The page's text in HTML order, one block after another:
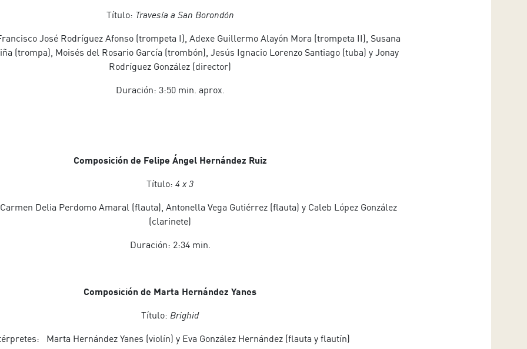
Título: Travesía a San Borondón
José Rodríguez Afonso (trompeta I), Adexe Guillermo Alayón Mora (trompeta II), Susana
(trompa), Moisés del Rosario García (trombón), Jesús Ignacio Lorenzo Santiago (tuba) y Jonay
Rodríguez González (director)
Duración: 3:50 min. aprox.
Composición de Felipe Ángel Hernández Ruiz
Título: 4 x 3
Delia Perdomo Amaral (flauta), Antonella Vega Gutiérrez (flauta) y Caleb López González
(clarinete)
Duración: 2:34 min.
Composición de Marta Hernández Yanes
Título: Brighid
Marta Hernández Yanes (violín) y Eva González Hernández (flauta y flautín)